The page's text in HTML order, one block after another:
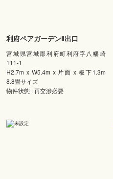
利府ペアガーデンⅡ出口
宮城県宮城郡利府町利府字八幡崎
111-1
H2.7m x W5.4m x 片面 x 板下1.3m
8.8畳サイズ
物件状態 : 再交渉必要